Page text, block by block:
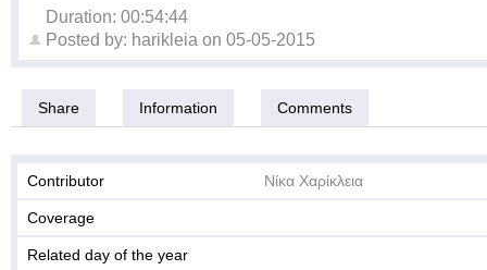
Duration: 00:54:44
Posted by: harikleia on 05-05-2015
Share Information Comments
Contributor Νίκα Χαρίκλεια
Coverage
Related day of the year